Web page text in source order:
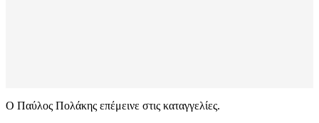
Ο Παύλος Πολάκης επέμεινε στις καταγγελίες.